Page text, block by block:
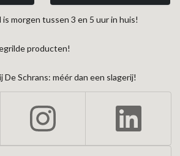
morgen tussen 3 en 5 uur in huis!
producten!
Schrans: méér dan een slagerij!